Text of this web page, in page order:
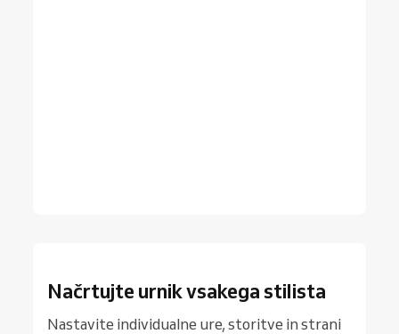
Načrtujte urnik vsakega stilista
Nastavite individualne ure, storitve in strani